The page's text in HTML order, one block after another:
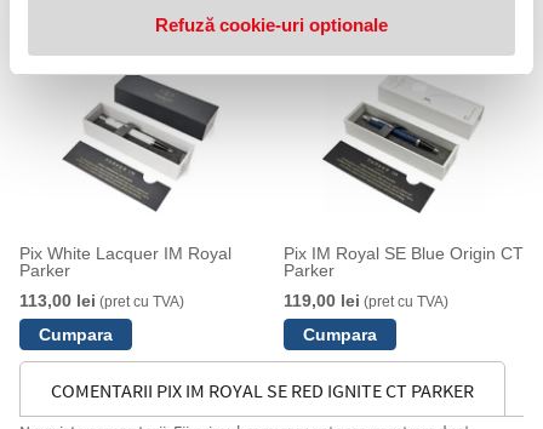
Refuză cookie-uri optionale
PRODUSE SIMILARE
Pix White Lacquer IM Royal
Parker
113,00 lei (pret cu TVA)
Pix IM Royal SE Blue Origin CT
Parker
119,00 lei (pret cu TVA)
COMENTARII PIX IM ROYAL SE RED IGNITE CT PARKER